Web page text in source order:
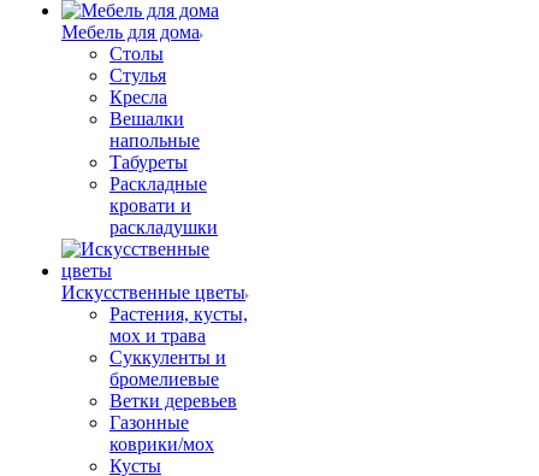
Мебель для дома
Столы
Стулья
Кресла
Вешалки
напольные
Табуреты
Раскладные
кровати и
раскладушки
Искусственные цветы
Растения, кусты,
мох и трава
Суккуленты и
бромелиевые
Ветки деревьев
Газонные
коврики/мох
Кусты